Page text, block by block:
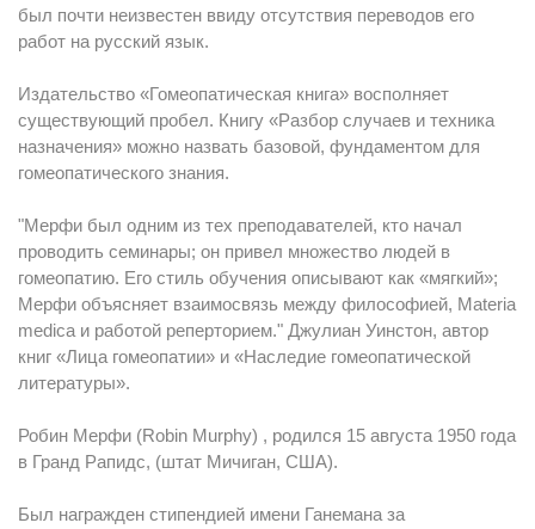
был почти неизвестен ввиду отсутствия переводов его
работ на русский язык.
Издательство «Гомеопатическая книга» восполняет
существующий пробел. Книгу «Разбор случаев и техника
назначения» можно назвать базовой, фундаментом для
гомеопатического знания.
"Мерфи был одним из тех преподавателей, кто начал
проводить семинары; он привел множество людей в
гомеопатию. Его стиль обучения описывают как «мягкий»;
Мерфи объясняет взаимосвязь между философией, Materia
medica и работой реперторием." Джулиан Уинстон, автор
книг «Лица гомеопатии» и «Наследие гомеопатической
литературы».
Робин Мерфи (Robin Murphy) , родился 15 августа 1950 года
в Гранд Рапидс, (штат Мичиган, США).
Был награжден стипендией имени Ганемана за